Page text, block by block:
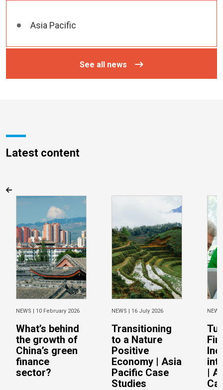
Asia Pacific
See all news
Latest content
NEWS | 10 February 2026
What’s behind
the growth of
China’s green
finance
sector?
NEWS | 16 July 2026
Transitioning
to a Nature
Positive
Economy | Asia
Pacific Case
Studies
|